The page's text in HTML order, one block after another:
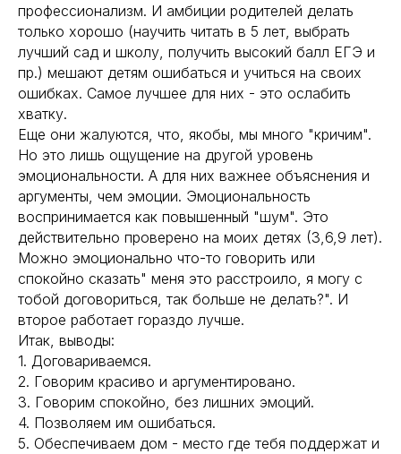
профессионализм. И амбиции родителей делать
только хорошо (научить читать в 5 лет, выбрать
лучший сад и школу, получить высокий балл ЕГЭ и
пр.) мешают детям ошибаться и учиться на своих
ошибках. Самое лучшее для них - это ослабить
хватку.
Еще они жалуются, что, якобы, мы много "кричим".
Но это лишь ощущение на другой уровень
эмоциональности. А для них важнее объяснения и
аргументы, чем эмоции. Эмоциональность
воспринимается как повышенный "шум". Это
действительно проверено на моих детях (3,6,9 лет).
Можно эмоционально что-то говорить или
спокойно сказать" меня это расстроило, я могу с
тобой договориться, так больше не делать?". И
второе работает гораздо лучше.
Итак, выводы:
1. Договариваемся.
2. Говорим красиво и аргументировано.
3. Говорим спокойно, без лишних эмоций.
4. Позволяем им ошибаться.
5. Обеспечиваем дом - место где тебя поддержат и